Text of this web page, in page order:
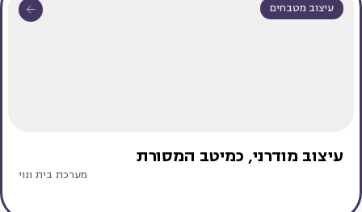
עיצוב מטבחים
עיצוב מודרני, כמיטב המסורת
מערכת בית ונוי